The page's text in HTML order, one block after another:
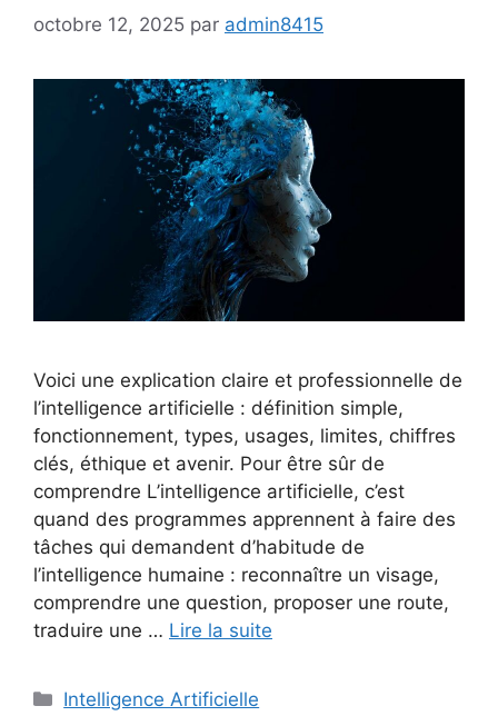
octobre 12, 2025 par admin8415
Voici une explication claire et professionnelle de
l’intelligence artificielle : définition simple,
fonctionnement, types, usages, limites, chiffres
clés, éthique et avenir. Pour être sûr de
comprendre L’intelligence artificielle, c’est
quand des programmes apprennent à faire des
tâches qui demandent d’habitude de
l’intelligence humaine : reconnaître un visage,
comprendre une question, proposer une route,
traduire une … Lire la suite
Catégories
Intelligence Artificielle